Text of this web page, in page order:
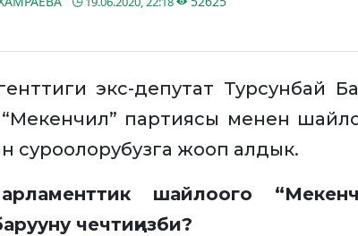
экс-депутат Турсунбай
партиясы менен
суроолорубузга жооп алдык.
шайлоого
чечтиңизби?